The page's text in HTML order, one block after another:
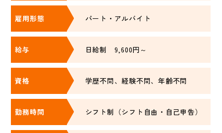
雇用形態 パート・アルバイト
給与 日給制 9,600円～
資格 学歴不問、経験不問、年齢不問
勤務時間 シフト制（シフト自由・自己申告）